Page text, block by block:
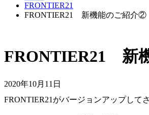
BCP対策
FRONTIER21
FRONTIER21 新機能のご紹介
FRONTIER21 新
2020年10月11日
FRONTIER21がバージョンアップして